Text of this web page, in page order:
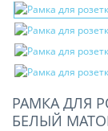
РАМКА ДЛЯ
БЕЛЫЙ